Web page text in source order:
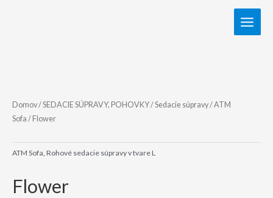
Domov/SEDACIE SÚPRAVY, POHOVKY/Sedacie súpravy/ATM
Sofa / Flower
ATM Sofa, Rohové sedacie súpravy v tvare L
Flower